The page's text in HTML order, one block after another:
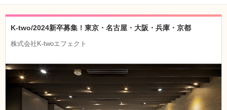
K-two/2024新卒募集！東京・名古屋・大阪・兵庫・京都
株式会社K-twoエフェクト